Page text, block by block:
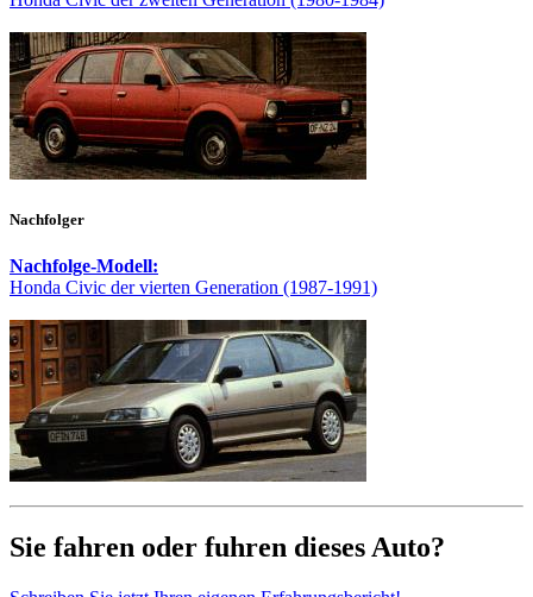
Nachfolger
Nachfolge-Modell:
Honda Civic der vierten Generation (1987-1991)
Sie fahren oder fuhren dieses Auto?